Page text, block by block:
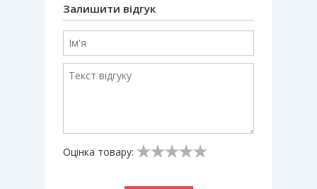
Залишити відгук
Оцінка товару: